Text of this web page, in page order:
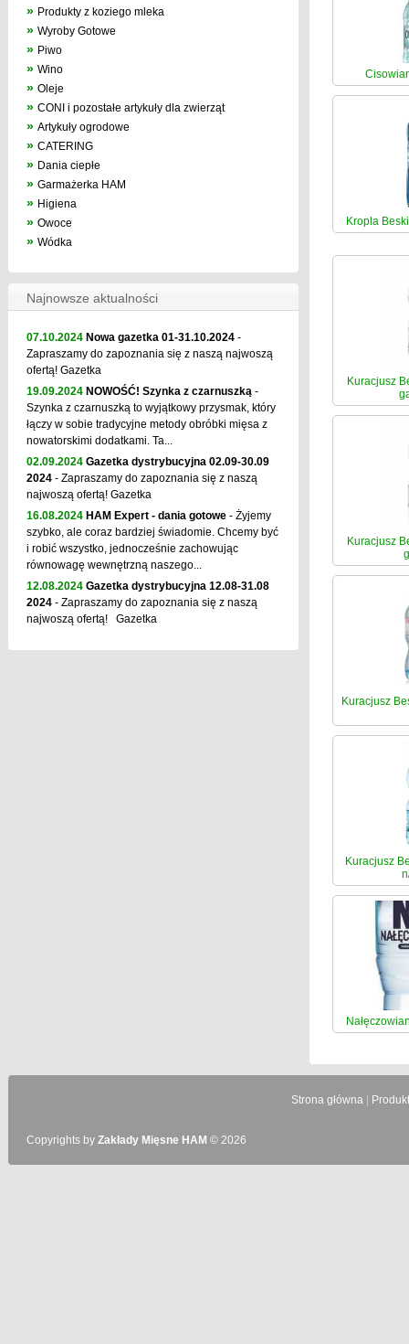
» Produkty z koziego mleka
» Wyroby Gotowe
» Piwo
» Wino
» Oleje
» CONI i pozostałe artykuły dla zwierząt
» Artykuły ogrodowe
» CATERING
» Dania ciepłe
» Garmażerka HAM
» Higiena
» Owoce
» Wódka
Najnowsze aktualności
07.10.2024 Nowa gazetka 01-31.10.2024 -
Zapraszamy do zapoznania się z naszą najwoszą
ofertą! Gazetka
19.09.2024 NOWOŚĆ! Szynka z czarnuszką -
Szynka z czarnuszką to wyjątkowy przysmak, który
łączy w sobie tradycyjne metody obróbki mięsa z
nowatorskimi dodatkami. Ta...
02.09.2024 Gazetka dystrybucyjna 02.09-30.09
2024 - Zapraszamy do zapoznania się z naszą
najwoszą ofertą! Gazetka
16.08.2024 HAM Expert - dania gotowe - Żyjemy
szybko, ale coraz bardziej świadomie. Chcemy być
i robić wszystko, jednocześnie zachowując
równowagę wewnętrzną naszego...
12.08.2024 Gazetka dystrybucyjna 12.08-31.08
2024 - Zapraszamy do zapoznania się z naszą
najwoszą ofertą! Gazetka
Kropla
Kuracjusz
Kuracjusz
Kuracjusz
Kuracjusz
Strona główna
Copyrights by Zakłady Mięsne HAM © 2026